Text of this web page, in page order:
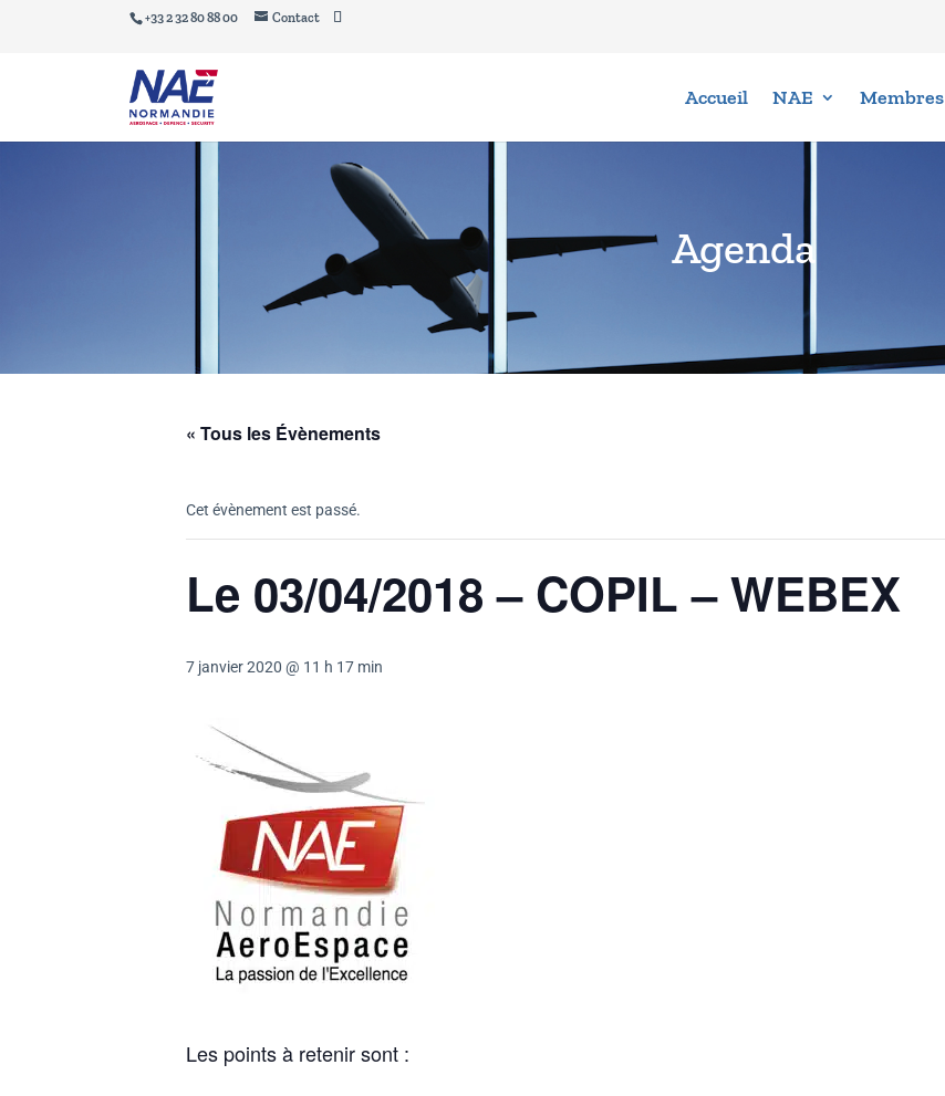
+33 2 32 80 88 00 Contact
Accueil NAE Membres
Agenda
« Tous les Évènements
Cet évènement est passé.
Le 03/04/2018 – COPIL – WEBEX
7 janvier 2020 @ 11 h 17 min
Les points à retenir sont :